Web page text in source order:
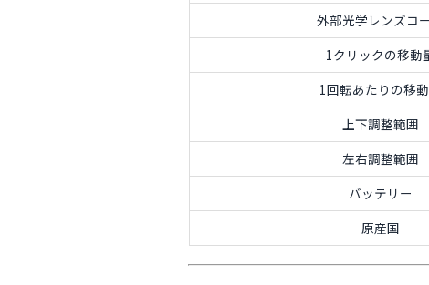
外部光学レンズコ
1クリックの移動
1回転あたりの移
上下調整範囲
左右調整範囲
バッテリー
原産国